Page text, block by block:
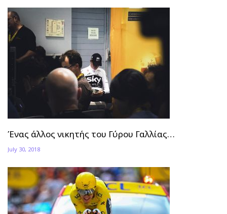
Ένας άλλος νικητής του Γύρου Γαλλίας…
July 30, 2018